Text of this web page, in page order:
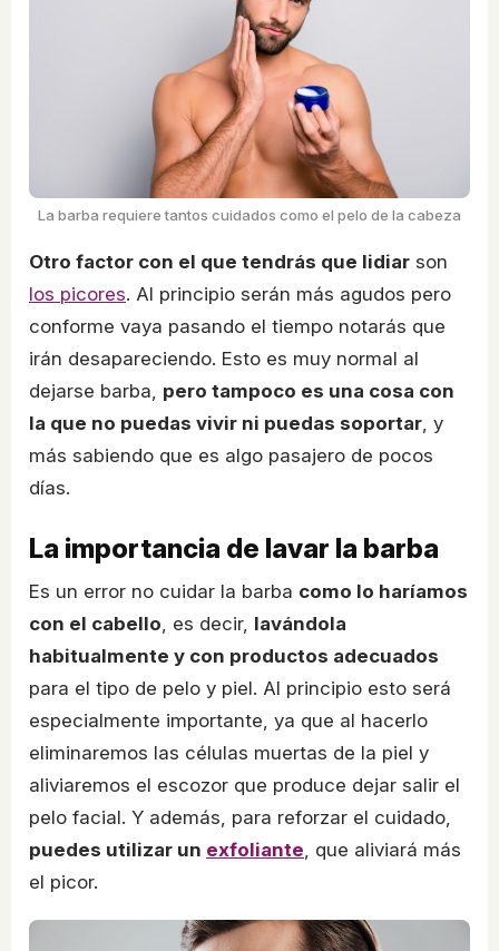
La barba requiere tantos cuidados como el pelo de la cabeza
Otro factor con el que tendrás que lidiar son
los picores. Al principio serán más agudos pero
conforme vaya pasando el tiempo notarás que
irán desapareciendo. Esto es muy normal al
dejarse barba, pero tampoco es una cosa con
la que no puedas vivir ni puedas soportar , y
más sabiendo que es algo pasajero de pocos
días.
La importancia de lavar la barba
Es un error no cuidar la barba como lo haríamos
con el cabello , es decir, lavándola
habitualmente y con productos adecuados
para el tipo de pelo y piel. Al principio esto será
especialmente importante, ya que al hacerlo
eliminaremos las células muertas de la piel y
aliviaremos el escozor que produce dejar salir el
pelo facial. Y además, para reforzar el cuidado,
puedes utilizar un exfoliante , que aliviará más
el picor.